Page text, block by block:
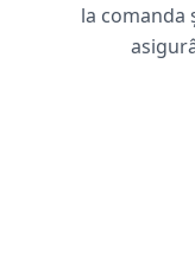
la comanda